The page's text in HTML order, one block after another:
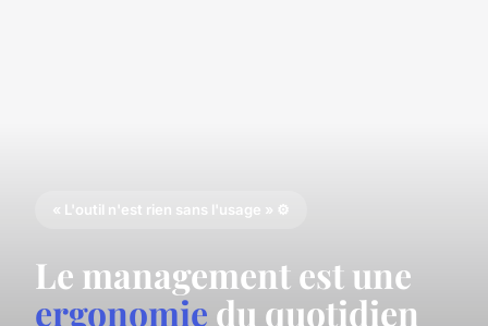
« L'outil n'est rien sans l'usage » ⚙️
Le management est une
ergonomie du quotidien